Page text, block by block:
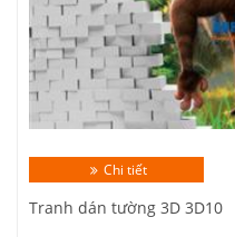
Chi tiết
Tranh dán tường 3D 3D10